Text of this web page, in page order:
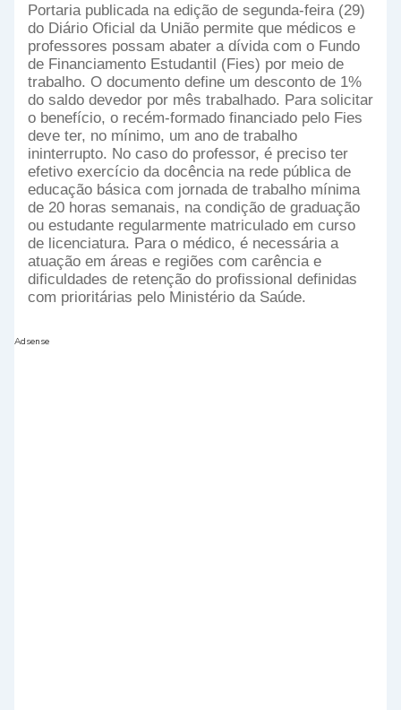
Portaria publicada na edição de segunda-feira (29)
do Diário Oficial da União permite que médicos e
professores possam abater a dívida com o Fundo
de Financiamento Estudantil (Fies) por meio de
trabalho. O documento define um desconto de 1%
do saldo devedor por mês trabalhado. Para solicitar
o benefício, o recém-formado financiado pelo Fies
deve ter, no mínimo, um ano de trabalho
ininterrupto. No caso do professor, é preciso ter
efetivo exercício da docência na rede pública de
educação básica com jornada de trabalho mínima
de 20 horas semanais, na condição de graduação
ou estudante regularmente matriculado em curso
de licenciatura. Para o médico, é necessária a
atuação em áreas e regiões com carência e
dificuldades de retenção do profissional definidas
com prioritárias pelo Ministério da Saúde.
Adsense